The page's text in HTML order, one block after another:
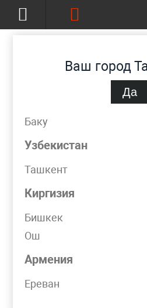
Ваш город
Да
Баку
Узбекистан
Ташкент
Киргизия
Бишкек
Ош
Армения
Ереван
КАТАЛОГ
ЖЕЛОБ И